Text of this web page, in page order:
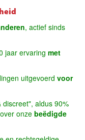
, actief sinds
jaar ervaring met
uitgevoerd voor
discreet", aldus 90%
onzebeëdigde